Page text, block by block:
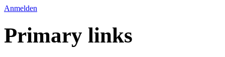
Anmelden
Primary links